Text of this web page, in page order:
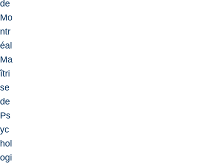
de
Mo
ntr
éal
Ma
îtri
se
de
Ps
yc
hol
ogi